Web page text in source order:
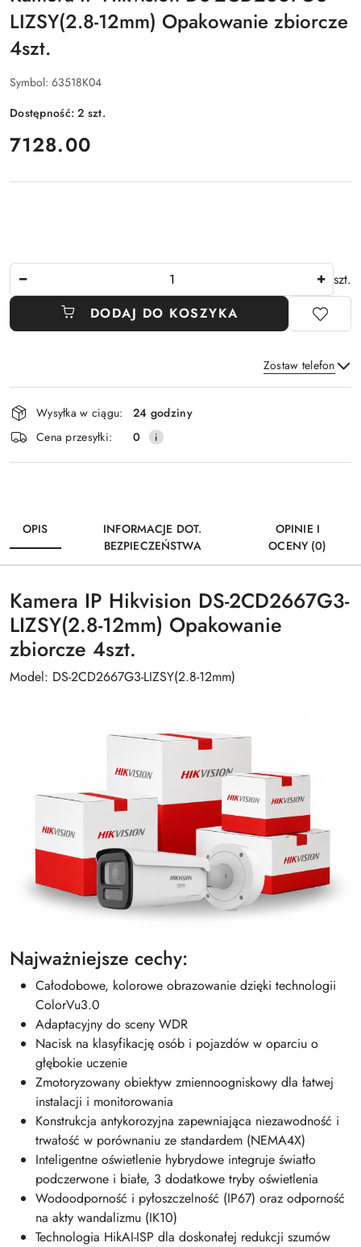
LIZSY(2.8-12mm) Opakowanie zbiorcze
4szt.
Symbol: 63518K04
Dostępność:2 szt.
cena:
7128.00
szt.
DODAJ DO KOSZYKA
Zostaw telefon
Wyślij
Dostępność
i
dostawa
Wysyłka w ciągu:
24 godziny
Cena przesyłki:
0
OPIS
INFORMACJE DOT.
BEZPIECZEŃSTWA
OPINIE I
OCENY (0)
Kamera IP Hikvision DS-2CD2667G3-
LIZSY(2.8-12mm) Opakowanie
zbiorcze 4szt.
Model: DS-2CD2667G3-LIZSY(2.8-12mm)
Najważniejsze cechy:
Całodobowe, kolorowe obrazowanie dzięki technologii
ColorVu3.0
Adaptacyjny do sceny WDR
Nacisk na klasyfikację osób i pojazdów w oparciu o
głębokie uczenie
Zmotoryzowany obiektyw zmiennoogniskowy dla łatwej
instalacji i monitorowania
Konstrukcja antykorozyjna zapewniająca niezawodność i
trwałość w porównaniu ze standardem (NEMA4X)
Inteligentne oświetlenie hybrydowe integruje światło
podczerwone i białe, 3 dodatkowe tryby oświetlenia
Wodoodporność i pyłoszczelność (IP67) oraz odporność
na akty wandalizmu (IK10)
Technologia HikAI-ISP dla doskonałej redukcji szumów